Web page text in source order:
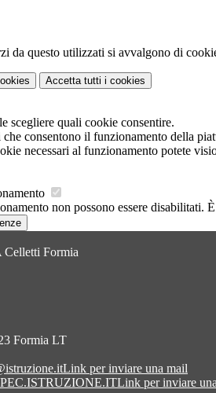
da questo utilizzati si avvalgono di
Accetta tutti i cookies
scegliere quali cookie consentire.
consentono il funzionamento della
necessari al funzionamento potete
non possono essere disabilitati.
Celletti Formia
Formia LT
Link per inviare una mail
Link per inviare